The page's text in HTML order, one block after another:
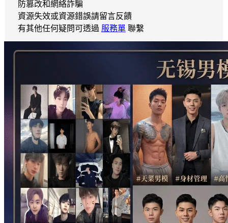
防篡改和網絡詐騙
資源失效或資源錯誤請留言反饋
有其他任何疑問可透過 服務單 聯繫